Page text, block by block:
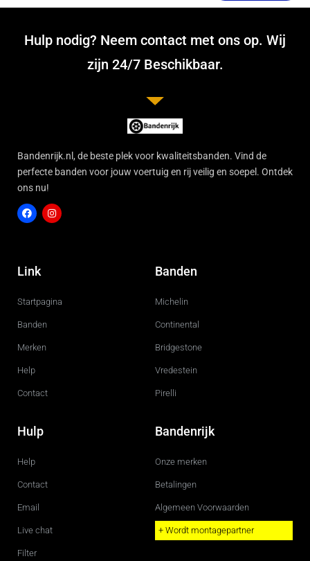
Hulp nodig? Neem contact met ons op. Wij
zijn 24/7 Beschikbaar.
Bandenrijk.nl, de beste plek voor kwaliteitsbanden. Vind de
perfecte banden voor jouw voertuig en rij veilig en soepel. Ontdek
ons nu!
c
e
o
g
r
Link
Startpagina
Banden
Merken
Help
Contact
Banden
Michelin
Continental
Bridgestone
Vredestein
Pirelli
Hulp
Help
Contact
Email
Live chat
Filter
Bandenrijk
Onze merken
Betalingen
Algemeen Voorwaarden
+ Wordt montagepartner